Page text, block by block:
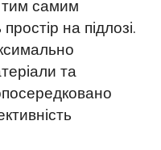
тим самим
на підлозі.
та